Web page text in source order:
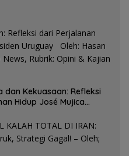
dan Kekuasaan: Refleksi
Hidup José Mujica
Redaktur Utomo News,
& Kajian Sosial.